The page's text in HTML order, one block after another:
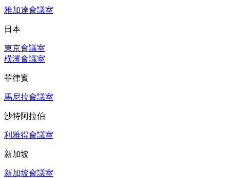
雅加達會議室
日本
東京會議室
橫濱會議室
菲律賓
馬尼拉會議室
沙特阿拉伯
利雅得會議室
新加坡
新加坡會議室